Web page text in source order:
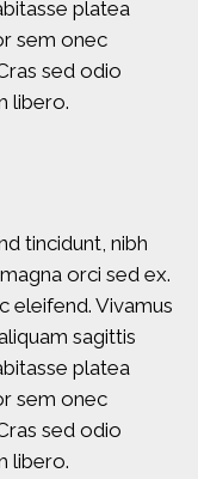
platea
sem onec
sed odio
libero.
tincidunt, nibh
orci sed ex.
eleifend. Vivamus
sagittis
platea
sem onec
sed odio
libero.